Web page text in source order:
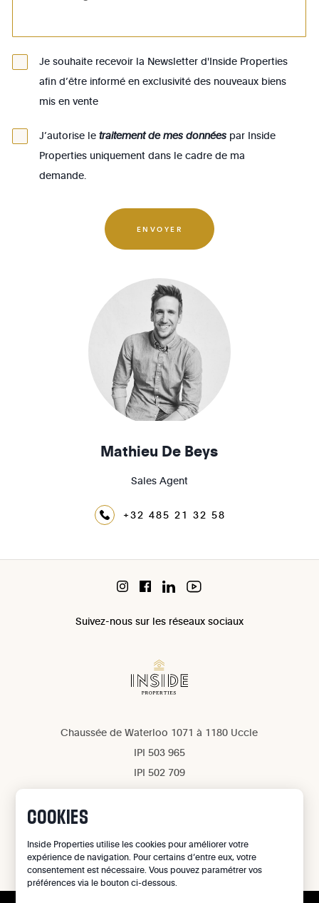
1140 - Evere
1150 - Woluwé-St-Pierre
1170 - Watermael-Boitsfort
1180 - Uccle
1200 - Woluwé-St-Lambert
1210 - St-Josse-ten-Noode
Je souhaite recevoir la Newsletter d'Inside Properties
afin d’être informé en exclusivité des nouveaux biens
mis en vente
J’autorise letraitement de mes données par Inside
Properties uniquement dans le cadre de ma
demande.
ENVOYER
Mathieu De Beys
Sales Agent
+32 485 21 32 58
Chaussée de Waterloo 1071 à 1180 Uccle
IPI 503 965
IPI 502 709
Suivez-nous sur les réseaux sociaux
Confidentialité
©2026Inside Properties - All rights reserved
COOKIES
Inside Properties utilise les cookies pour améliorer votre
expérience de navigation. Pour certains d’entre eux, votre
consentement est nécessaire. Vous pouvez paramétrer vos
préférences via le bouton ci-dessous.